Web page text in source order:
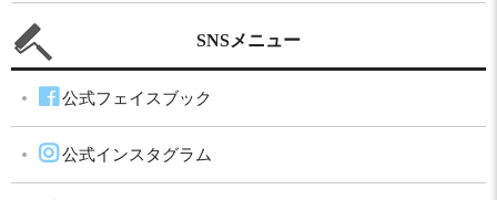
SNSメニュー
公式フェイスブック
公式インスタグラム